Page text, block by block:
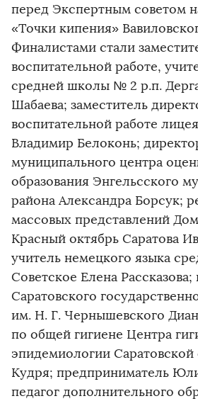
перед Экспертным советом
«Точки кипения»
Финалистами стали
воспитательной работе,
средней школы № 2 р.п.
Шабаева; заместитель
воспитательной работе
Владимир Белоконь;
муниципального центра
образования Энгельсского
района Александра Борсук;
массовых представлений
Красный октябрь Саратова
учитель немецкого языка
Советское Елена Рассказова;
Саратовского
им. Н. Г. Чернышевского
по общей гигиене Центра
эпидемиологии Саратовской
Кудря; предприниматель
педагог дополнительного